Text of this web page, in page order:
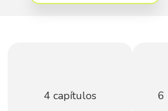
4 capítulos 6